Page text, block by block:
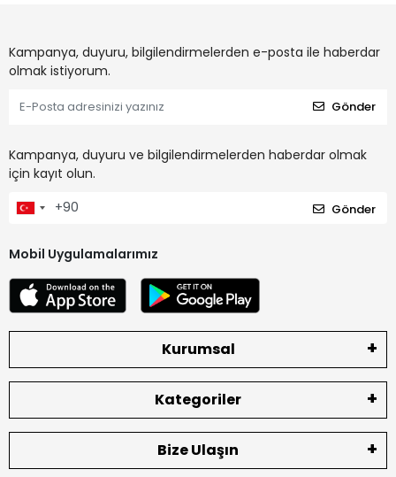
Kampanya, duyuru, bilgilendirmelerden e-posta ile haberdar
olmak istiyorum.
Gönder
Kampanya, duyuru ve bilgilendirmelerden haberdar olmak
için kayıt olun.
Gönder
Mobil Uygulamalarımız
Kurumsal
Kategoriler
Bize Ulaşın